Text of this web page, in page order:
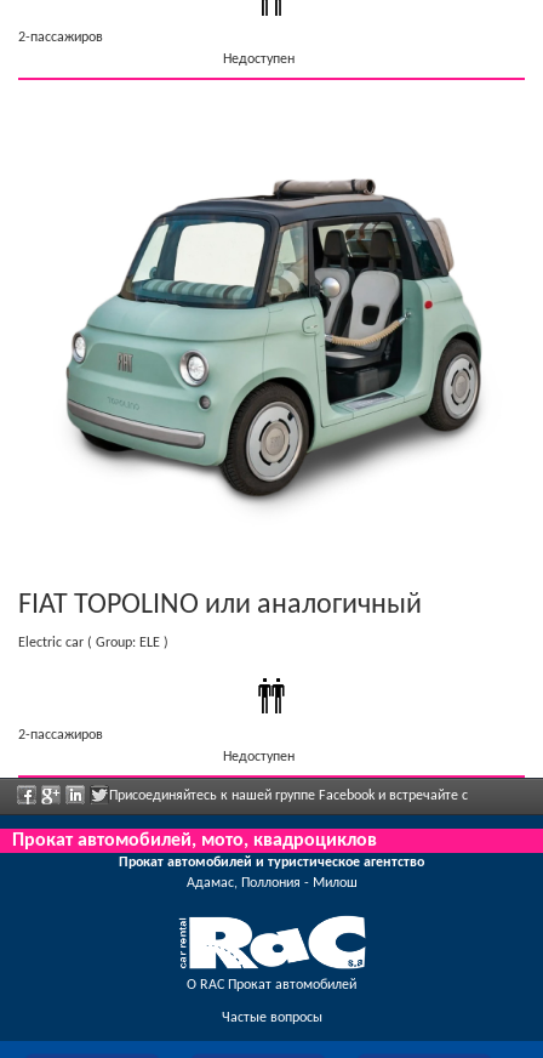
2-пассажиров
Недоступен
FIAT TOPOLINO или аналогичный
Electric car ( Group: ELE )
2-пассажиров
Недоступен
Присоединяйтесь к нашей группе Facebook и встречайте с
сотрудниками, отправьте нам ваши отзывы, и воспользуйтесь грандиозными
скидками и предложениями, которые регулярно объявлены.
Прокат автомобилей, мото, квадроциклов
Прокат автомобилей и туристическое агентство
Адамас, Поллония - Милош
О RAC Прокат автомобилей
Частые вопросы